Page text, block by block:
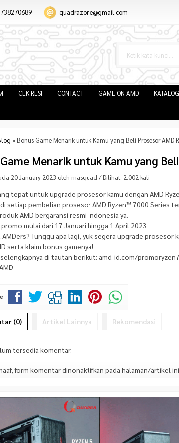
quadrazone@gmail.com
CEK RESI CONTACT GAME ON AMD KATALOG
»Bonus Game Menarik untuk Kamu yang Beli Prosesor AMD
Menarik untuk Kamu yang
20 January 2023 oleh masquad / Dilihat: 2.002 kali
tepat untuk upgrade prosesor kamu dengan AMD
setiap pembelian prosesor AMD Ryzen™ 7000 Series
AMD bergaransi resmi Indonesia ya.
mulai dari 17 Januari hingga 1 April 2023
AMDers? Tunggu apa lagi, yuk segera upgrade prosesor
serta klaim bonus gamenya!
selengkapnya di tautan berikut: amd-id.com/
(0) Artikel Lainnya Rekomendasi
tersedia komentar.
form komentar dinonaktifkan pada halaman/artikel ini.